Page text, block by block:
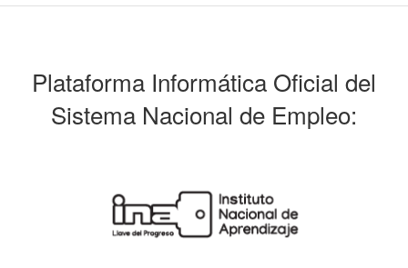
Plataforma Informática Oficial del
Sistema Nacional de Empleo: